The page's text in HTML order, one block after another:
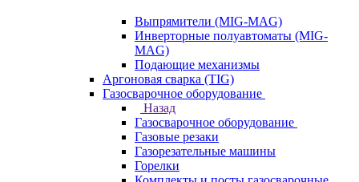
Выпрямители (MIG-MAG)
Инверторные полуавтоматы (MIG-
MAG)
Подающие механизмы
Аргоновая сварка (TIG)
Газосварочное оборудование
Назад
Газосварочное оборудование
Газовые резаки
Газорезательные машины
Горелки